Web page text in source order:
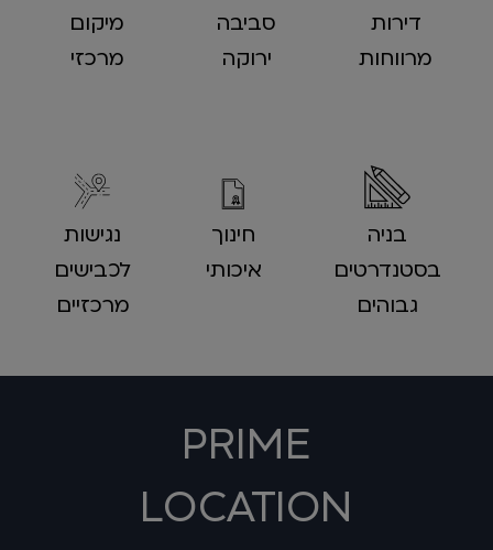
דירות
מרווחות
סביבה
ירוקה
מיקום
מרכזי
בניה
בסטנדרטים
גבוהים
חינוך
איכותי
נגישות
לכבישים
מרכזיים
PRIME
LOCATION